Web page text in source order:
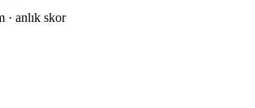
· anlık skor